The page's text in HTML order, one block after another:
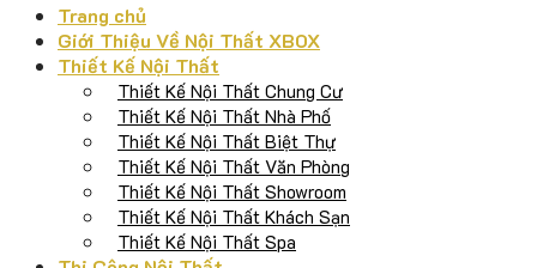
Trang chủ
Giới Thiệu Về Nội Thất XBOX
Thiết Kế Nội Thất
Thiết Kế Nội Thất Chung Cư
Thiết Kế Nội Thất Nhà Phố
Thiết Kế Nội Thất Biệt Thự
Thiết Kế Nội Thất Văn Phòng
Thiết Kế Nội Thất Showroom
Thiết Kế Nội Thất Khách Sạn
Thiết Kế Nội Thất Spa